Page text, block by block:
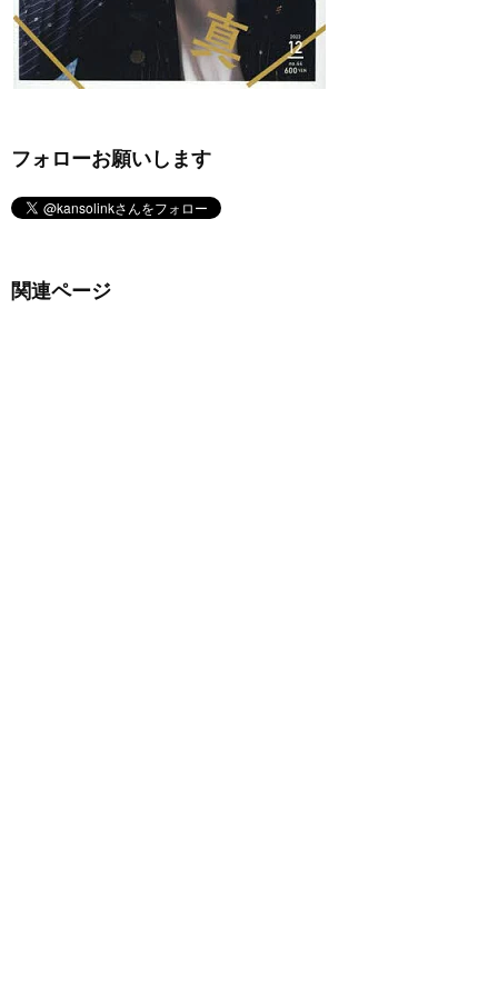
フォローお願いします
関連ページ